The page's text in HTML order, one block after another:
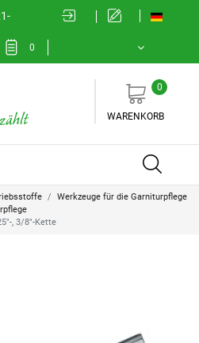
0
0
WARENKORB
Werkzeuge für die Garniturpflege
, 3/8"-Kette